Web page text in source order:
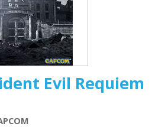
Evil Requiem